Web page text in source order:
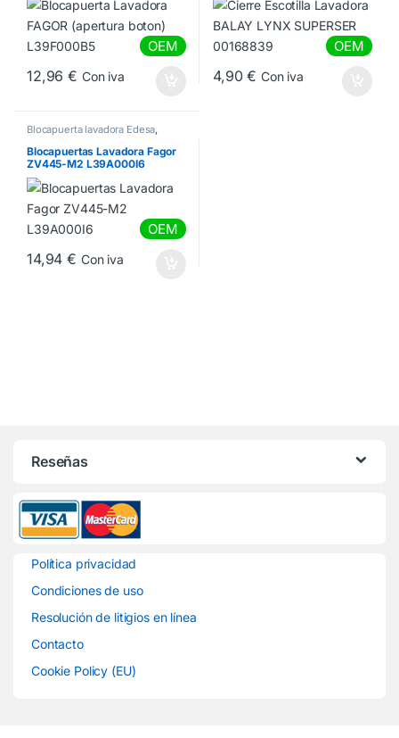
OEM
12,96€ Con iva
OEM
4,90€ Con iva
Blocapuerta lavadora Edesa,
Blocapuerta lavadora Fagor ,
Blocapuertas lavadora Aspes
Blocapuertas Lavadora Fagor
ZV445-M2 L39A000I6
OEM
14,94€ Con iva
Reseñas
Política privacidad
Condiciones de uso
Resolución de litigios en línea
Contacto
Cookie Policy (EU)